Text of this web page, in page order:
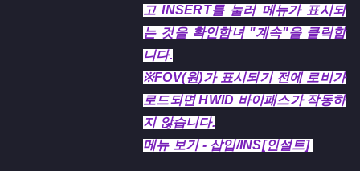
고 INSERT를 눌러 메뉴가 표시되
는 것을 확인함녀 "계속"을 클릭합
니다.
※FOV(원)가 표시되기 전에 로비가
로드되면 HWID 바이패스가 작동하
지 않습니다.
메뉴 보기 - 삽입/INS[인설트]